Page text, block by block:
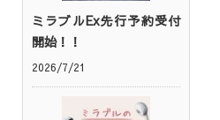
ミラブルEx先行予約受付
開始！！
2026/7/21